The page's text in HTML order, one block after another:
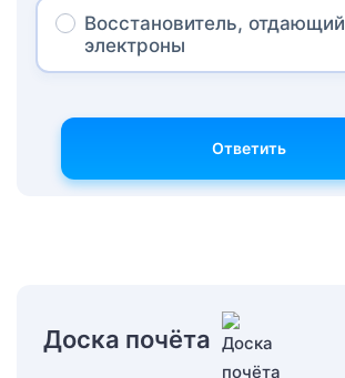
Восстановитель, отдающий
электроны
Ответить
Доска почёта